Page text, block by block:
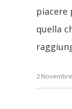
piacere
quella
2